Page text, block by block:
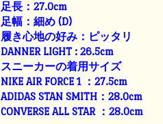
足長：27.0cm
足幅：細め (D)
履き心地の好み：ピッタリ
DANNER LIGHT : 26.5cm
スニーカーの着用サイズ
NIKE AIR FORCE 1 ：27.5cm
ADIDAS STAN SMITH：28.0cm
CONVERSE ALL STAR ：28.0cm